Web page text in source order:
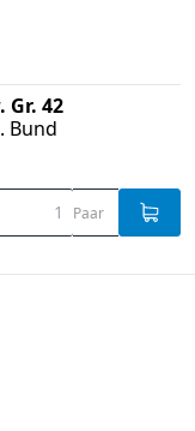
42
Bund
Paar